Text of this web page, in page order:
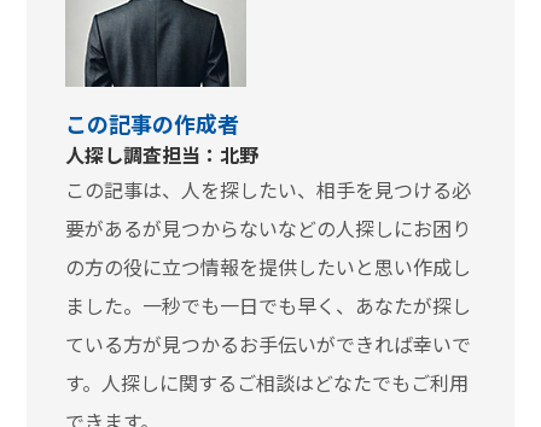
この記事の作成者
人探し調査担当：北野
この記事は、人を探したい、相手を見つける必
要があるが見つからないなどの人探しにお困り
の方の役に立つ情報を提供したいと思い作成し
ました。一秒でも一日でも早く、あなたが探し
ている方が見つかるお手伝いができれば幸いで
す。人探しに関するご相談はどなたでもご利用
できます。